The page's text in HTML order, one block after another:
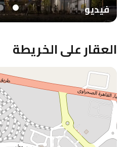
فيديو
العقار على الخريطة